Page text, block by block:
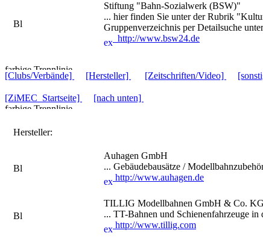
Stiftung "Bahn-Sozialwerk (BSW)"
... hier finden Sie unter der Rubrik
Gruppenverzeichnis per Detailsuche
http://www.bsw24.de
[Clubs/Verbände] [Hersteller] [Zeitschriften/Video]
[ZiMEC_Startseite] [nach unten]
Hersteller:
Auhagen GmbH
... Gebäudebausätze /
http://www.auhagen.de
TILLIG Modellbahnen GmbH & Co. KG
... TT-Bahnen und Schienenfahrzeuge in
http://www.tillig.com